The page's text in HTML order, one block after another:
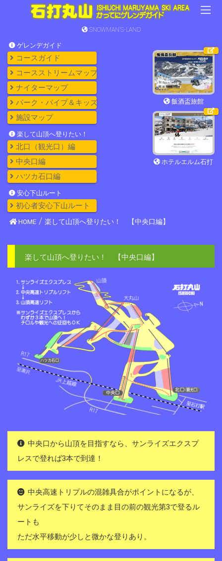
SNOWMAN'S-LAND
ゲレンデガイド
コースガイド
コースストリームマップ
ナイターマップ
パーク・パイプ＆キッズ
施設マップ
楽して山頂へ登りたい！
北口（観光口）編
中央口編
ハツカ石口編
安心下山ルート
初心者安心下山ルート
飯酒盃旅館
ホテルエルム石打
HOME 楽して山頂へ登りたい！ 【中央口編】
楽して山頂へ登りたい！ 【中央口編】
中央口から山頂を目指すなら、サンライズエクスプ
レスで登れば3本で到達！
中央高速トリプルの混雑具合がポイントになるが、
サンライズを下りてそのまま目の前の観光第3で登るル
ートも
ただ水平移動が少しと微かな登りあり。